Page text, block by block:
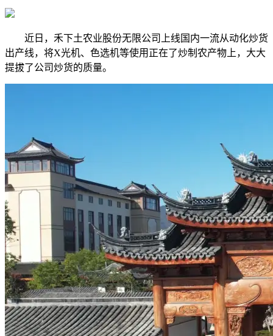
近日，禾下土农业股份无限公司上线国内一流从动化炒货
出产线，将X光机、色选机等使用正在了炒制农产物上，大大
提拔了公司炒货的质量。